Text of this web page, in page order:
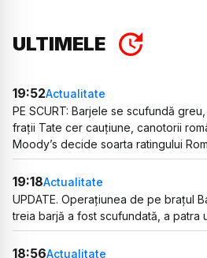
ULTIMELE
19:52Actualitate
PE SCURT: Barjele se scufundă
frații Tate cer cauțiune, canotorii
Moody’s decide soarta ratingului
19:18Actualitate
UPDATE. Operațiunea de pe brațul
treia barjă a fost scufundată, a patra
18:56Actualitate